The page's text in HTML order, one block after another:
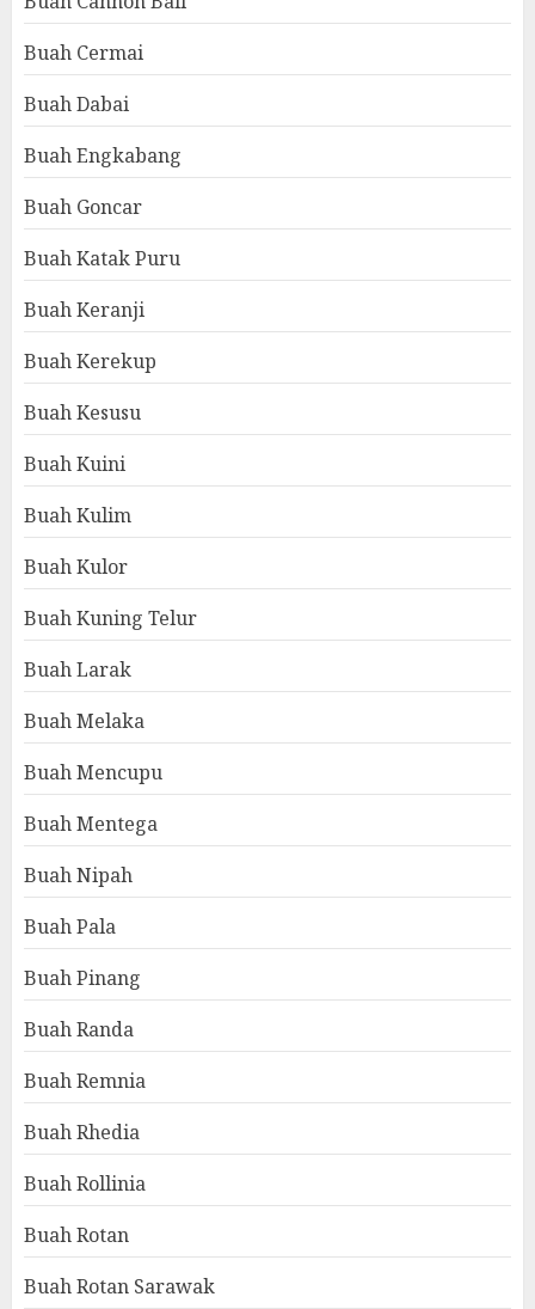
Buah Cermai
Buah Dabai
Buah Engkabang
Buah Goncar
Buah Katak Puru
Buah Keranji
Buah Kerekup
Buah Kesusu
Buah Kuini
Buah Kulim
Buah Kulor
Buah Kuning Telur
Buah Larak
Buah Melaka
Buah Mencupu
Buah Mentega
Buah Nipah
Buah Pala
Buah Pinang
Buah Randa
Buah Remnia
Buah Rhedia
Buah Rollinia
Buah Rotan
Buah Rotan Sarawak